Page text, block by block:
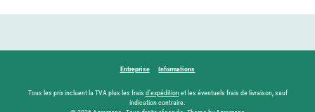
Entreprise Informations
Tous les prix incluent la TVA plus les frais d'expéditionet les éventuels frais de livraison, sauf
indication contraire.